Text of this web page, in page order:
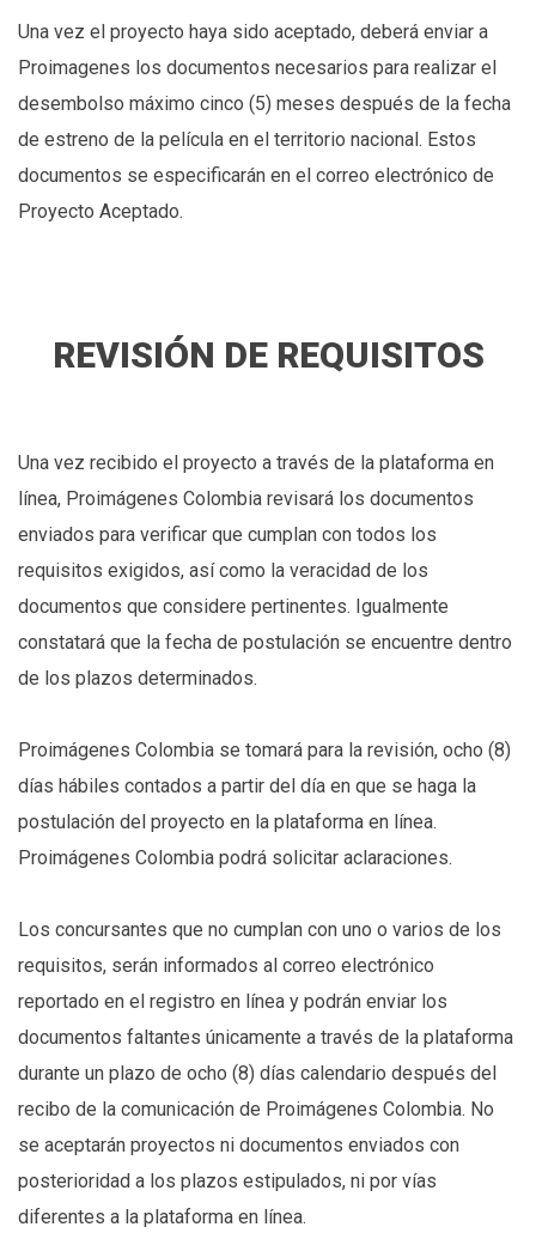
Una vez el proyecto haya sido aceptado, deberá enviar a
Proimagenes los documentos necesarios para realizar el
desembolso máximo cinco (5) meses después de la fecha
de estreno de la película en el territorio nacional. Estos
documentos se especificarán en el correo electrónico de
Proyecto Aceptado.
REVISIÓN DE REQUISITOS
Una vez recibido el proyecto a través de la plataforma en
línea, Proimágenes Colombia revisará los documentos
enviados para verificar que cumplan con todos los
requisitos exigidos, así como la veracidad de los
documentos que considere pertinentes. Igualmente
constatará que la fecha de postulación se encuentre dentro
de los plazos determinados.
Proimágenes Colombia se tomará para la revisión, ocho (8)
días hábiles contados a partir del día en que se haga la
postulación del proyecto en la plataforma en línea.
Proimágenes Colombia podrá solicitar aclaraciones.
Los concursantes que no cumplan con uno o varios de los
requisitos, serán informados al correo electrónico
reportado en el registro en línea y podrán enviar los
documentos faltantes únicamente a través de la plataforma
durante un plazo de ocho (8) días calendario después del
recibo de la comunicación de Proimágenes Colombia. No
se aceptarán proyectos ni documentos enviados con
posterioridad a los plazos estipulados, ni por vías
diferentes a la plataforma en línea.